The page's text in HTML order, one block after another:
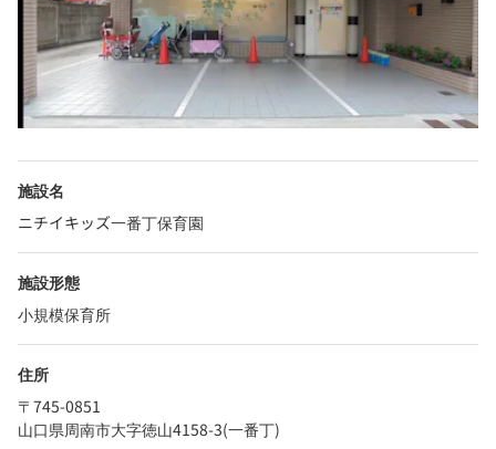
施設名
ニチイキッズ一番丁保育園
施設形態
小規模保育所
住所
〒745-0851
山口県周南市大字徳山4158-3(一番丁)